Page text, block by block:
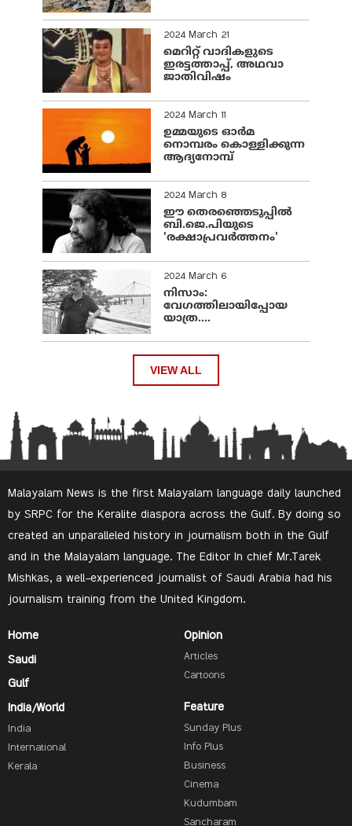
2024 March 21
മെറിറ്റ് വാദികളുടെ
ഇരട്ടത്താപ്പ്, അഥവാ
ജാതിവിഷം
2024 March 11
ഉമ്മയുടെ ഓർമ
നൊമ്പരം കൊള്ളിക്കുന്ന
ആദ്യനോമ്പ്
2024 March 8
ഈ തെരഞ്ഞെടുപ്പില്‍
ബി.ജെ.പിയുടെ
'രക്ഷാപ്രവര്‍ത്തനം'
2024 March 6
നിസാം:
വേഗത്തിലായിപ്പോയ
യാത്ര....
VIEW ALL
Malayalam News is the first Malayalam language daily launched
by SRPC for the Keralite diaspora across the Gulf. By doing so
created an unparalleled history in journalism both in the Gulf
and in the Malayalam language. The Editor In chief Mr.Tarek
Mishkas, a well-experienced journalist of Saudi Arabia had his
journalism training from the United Kingdom.
Home
Saudi
Gulf
India/World
India
International
Kerala
Opinion
Articles
Cartoons
Feature
Sunday Plus
Info Plus
Business
Cinema
Kudumbam
Sancharam